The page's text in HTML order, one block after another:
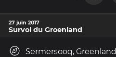
27 juin 2017
Survol du Groenland
Sermersooq, Greenland